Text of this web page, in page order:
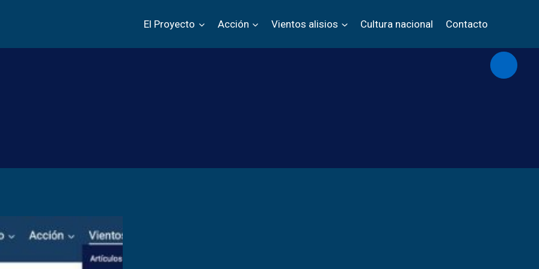
Abrir/
El Proyecto Acción Vientos alisios Cultura nacional Contacto